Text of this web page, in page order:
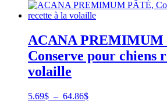
ACANA PREMIMUM
Conserve pour chiens
volaille
5.69$ – 64.86$Plage